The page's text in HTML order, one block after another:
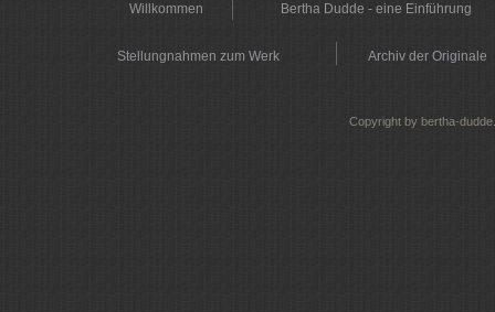
Willkommen Bertha Dudde - eine Einführung
Stellungnahmen zum Werk Archiv der Originale
Copyright by bertha-